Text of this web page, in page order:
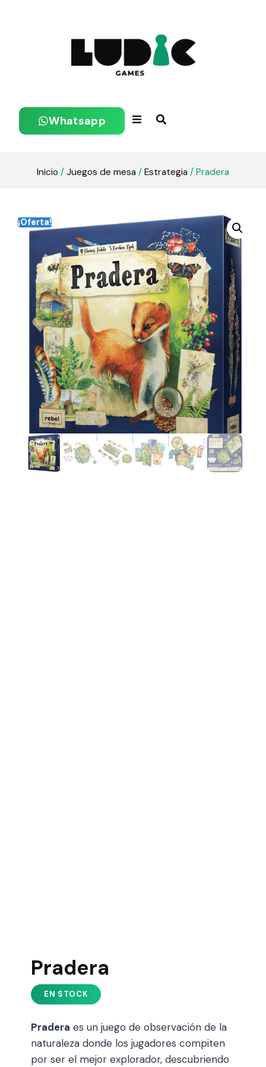
Whatsapp
Inicio /Juegos de mesa /Estrategia / Pradera
¡Oferta!
Pradera
Pradera es un juego de observación de la
naturaleza donde los jugadores compiten
por ser el mejor explorador, descubriendo